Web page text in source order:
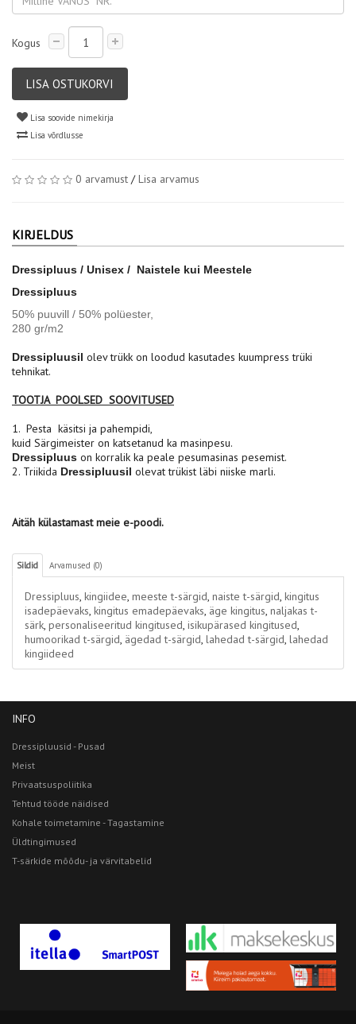
Kogus
LISA OSTUKORVI
Lisa soovide nimekirja
Lisa võrdlusse
0 arvamust /Lisa arvamus
KIRJELDUS
Dressipluus / Unisex / Naistele kui Meestele
Dressipluus
50% puuvill / 50% polüester,
280 gr/m2
Dressipluusil olev trükk on loodud kasutades kuumpress trüki
tehnikat.
TOOTJA POOLSED SOOVITUSED
1. Pesta käsitsi ja pahempidi,
kuid Särgimeister on katsetanud ka masinpesu.
Dressipluus on korralik ka peale pesumasinas pesemist.
2. Triikida Dressipluusil olevat trükist läbi niiske marli.
Aitäh külastamast meie e-poodi.
Sildid Arvamused (0)
Dressipluus, kingiidee, meeste t-särgid, naiste t-särgid, kingitus
isadepäevaks, kingitus emadepäevaks, äge kingitus, naljakas t-
särk, personaliseeritud kingitused, isikupärased kingitused,
humoorikad t-särgid, ägedad t-särgid, lahedad t-särgid, lahedad
kingiideed
INFO
Dressipluusid - Pusad
Meist
Privaatsuspoliitika
Tehtud tööde näidised
Kohale toimetamine - Tagastamine
Üldtingimused
T-särkide mõõdu- ja värvitabelid